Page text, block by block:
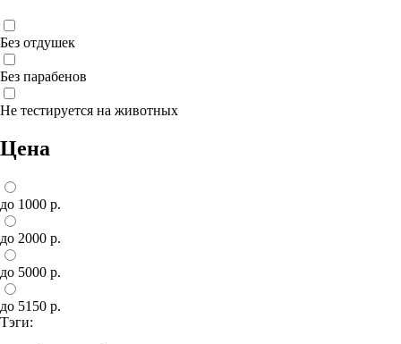
Без отдушек
Без парабенов
Не тестируется на животных
Цена
до 1000 р.
до 2000 р.
до 5000 р.
до 5150 р.
Тэги: